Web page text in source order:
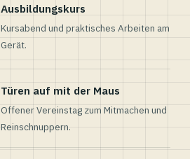
Ausbildungskurs
Kursabend und praktisches Arbeiten am
Gerät.
Türen auf mit der Maus
Offener Vereinstag zum Mitmachen und
Reinschnuppern.